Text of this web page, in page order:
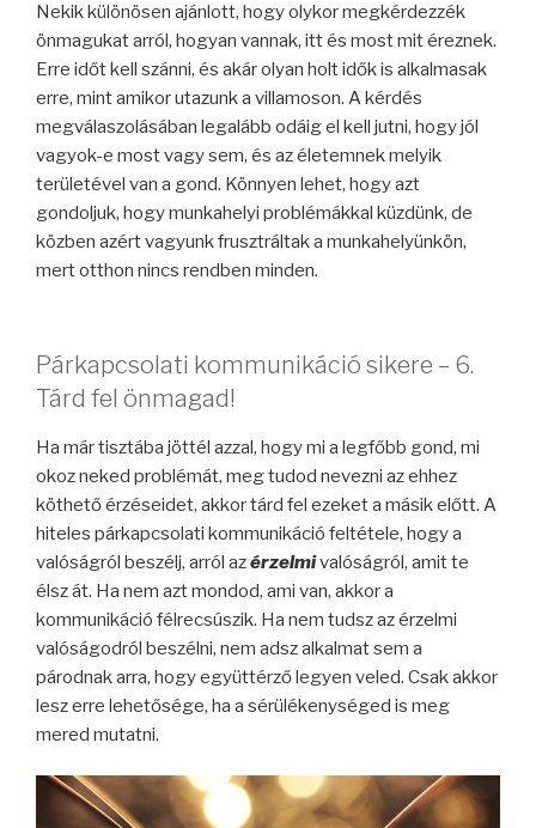
Nekik különösen ajánlott, hogy olykor megkérdezzék
önmagukat arról, hogyan vannak, itt és most mit éreznek.
Erre időt kell szánni, és akár olyan holt idők is alkalmasak
erre, mint amikor utazunk a villamoson. A kérdés
megválaszolásában legalább odáig el kell jutni, hogy jól
vagyok-e most vagy sem, és az életemnek melyik
területével van a gond. Könnyen lehet, hogy azt
gondoljuk, hogy munkahelyi problémákkal küzdünk, de
közben azért vagyunk frusztráltak a munkahelyünkön,
mert otthon nincs rendben minden.
Párkapcsolati kommunikáció sikere – 6.
Tárd fel önmagad!
Ha már tisztába jöttél azzal, hogy mi a legfőbb gond, mi
okoz neked problémát, meg tudod nevezni az ehhez
köthető érzéseidet, akkor tárd fel ezeket a másik előtt. A
hiteles párkapcsolati kommunikáció feltétele, hogy a
valóságról beszélj, arról azérzelmivalóságról, amit te
élsz át. Ha nem azt mondod, ami van, akkor a
kommunikáció félrecsúszik. Ha nem tudsz az érzelmi
valóságodról beszélni, nem adsz alkalmat sem a
párodnak arra, hogy együttérző legyen veled. Csak akkor
lesz erre lehetősége, ha a sérülékenységed is meg
mered mutatni.